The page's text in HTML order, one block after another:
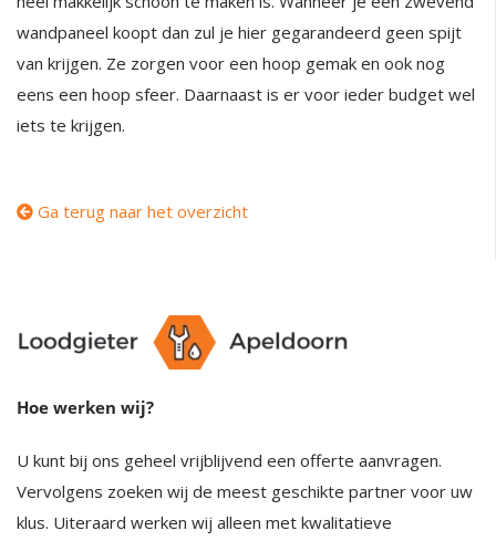
wandpaneel koopt dan zul je hier gegarandeerd geen spijt
van krijgen. Ze zorgen voor een hoop gemak en ook nog
eens een hoop sfeer. Daarnaast is er voor ieder budget wel
iets te krijgen.
Ga terug naar het overzicht
Hoe werken wij?
U kunt bij ons geheel vrijblijvend een offerte aanvragen.
Vervolgens zoeken wij de meest geschikte partner voor uw
klus. Uiteraard werken wij alleen met kwalitatieve